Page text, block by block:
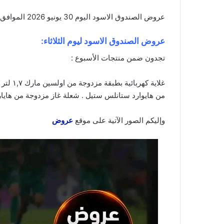
عروض الصندوق الاسود اليوم 30 يونيو 2026 الموافق 15 محرم 1448 عروض شاشات كبيرة . الجودة تصنع فرقاً والعروض تصنع قرارك! اختر الذكاء
عروض الصندوق الاسود ليوم الثلاثاء:
تجدون ضمن منتجات الأسبوع :
من هايوارد ستانلس ستيل . شعلة غاز مزدوجة من
وإليكم الصور الآتية على موقع عروض